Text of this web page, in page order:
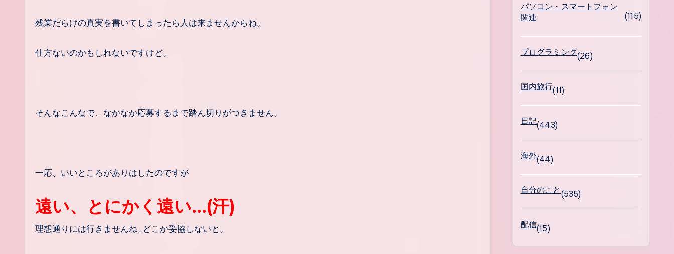
残業だらけの真実を書いてしまったら人は来ませんからね。
仕方ないのかもしれないですけど。
そんなこんなで、なかなか応募するまで踏ん切りがつきません。
一応、いいところがありはしたのですが
遠い、とにかく遠い…(汗)
理想通りには行きませんね…どこか妥協しないと。
パソコン・スマートフォン
関連
(115)
プログラミング(26)
国内旅行(11)
日記(443)
海外(44)
自分のこと(535)
配信(15)